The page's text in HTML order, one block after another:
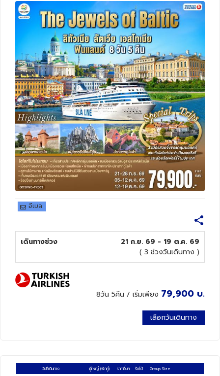
อีเมล
เดินทางช่วง
21 ก.ย. 69 - 19 ต.ค. 69
( 3 ช่วงวันเดินทาง )
8วัน 5คืน / เริ่มเพียง 79,900 บ.
เลือกวันเดินทาง
วันที่เดินทาง ผู้ใหญ่(พักคู่) ราคาอื่นๆ รับได้ Group Size
ทัวร์พม่า
ทัวร์ลาว
ทัวร์มัลดีฟส์
ทัวร์เวียดนาม
ทัวร์อียิปต์
ทัวร์จอร์เจีย
ทัวร์อินเดีย
ทัวร์บาหลี
ทัวร์ออสเตรเลีย